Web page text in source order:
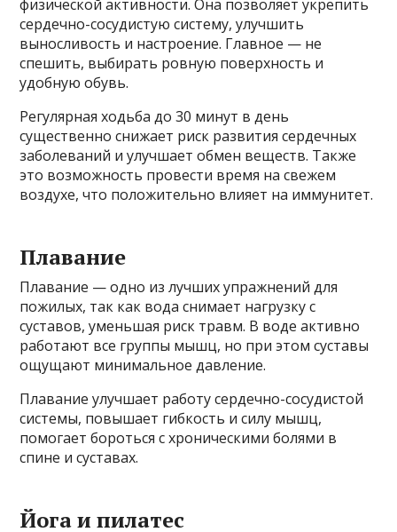
физической активности. Она позволяет укрепить
сердечно-сосудистую систему, улучшить
выносливость и настроение. Главное — не
спешить, выбирать ровную поверхность и
удобную обувь.
Регулярная ходьба до 30 минут в день
существенно снижает риск развития сердечных
заболеваний и улучшает обмен веществ. Также
это возможность провести время на свежем
воздухе, что положительно влияет на иммунитет.
Плавание
Плавание — одно из лучших упражнений для
пожилых, так как вода снимает нагрузку с
суставов, уменьшая риск травм. В воде активно
работают все группы мышц, но при этом суставы
ощущают минимальное давление.
Плавание улучшает работу сердечно-сосудистой
системы, повышает гибкость и силу мышц,
помогает бороться с хроническими болями в
спине и суставах.
Йога и пилатес